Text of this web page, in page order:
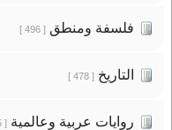
فلسفة ومنطق[ 496 ]
التاريخ[ 478 ]
روايات عربية وعالمية[ 395 ]